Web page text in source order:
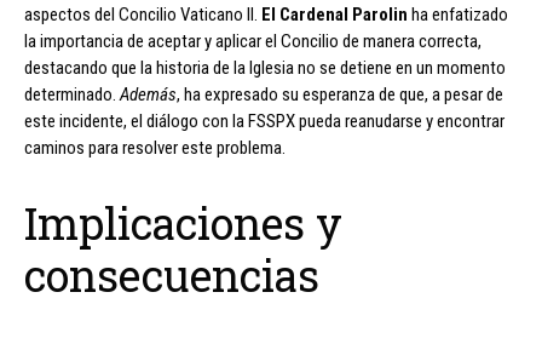
aspectos del Concilio Vaticano II. El Cardenal Parolin ha enfatizado
la importancia de aceptar y aplicar el Concilio de manera correcta,
destacando que la historia de la Iglesia no se detiene en un momento
determinado. Además, ha expresado su esperanza de que, a pesar de
este incidente, el diálogo con la FSSPX pueda reanudarse y encontrar
caminos para resolver este problema.
Implicaciones y
consecuencias